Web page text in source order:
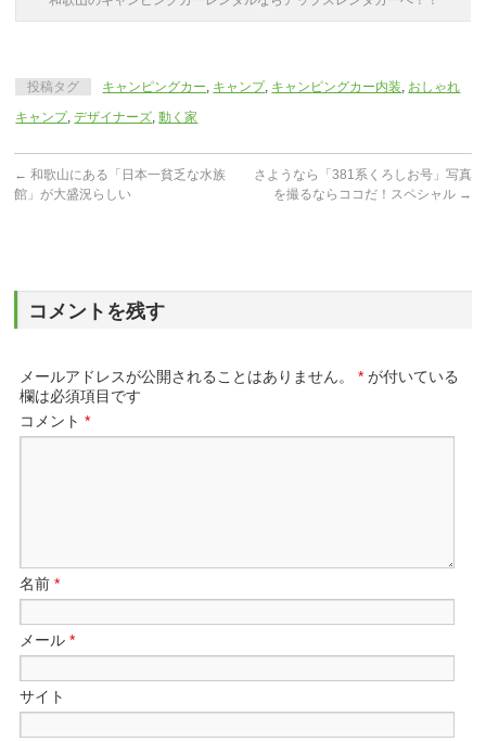
投稿タグ キャンピングカー, キャンプ, キャンピングカー内装, おしゃれ
キャンプ,デザイナーズ,動く家
← 和歌山にある「日本一貧乏な水族
館」が大盛況らしい
さようなら「381系くろしお号」写真
を撮るならココだ！スペシャル →
コメントを残す
メールアドレスが公開されることはありません。 * が付いている
欄は必須項目です
コメント*
名前*
メール*
サイト